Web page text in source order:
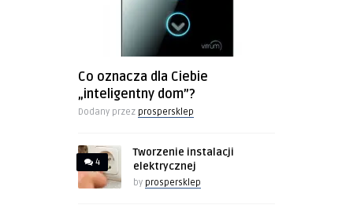
Co oznacza dla Ciebie
„inteligentny dom”?
Dodany przez prospersklep
4
Tworzenie instalacji
elektrycznej
by prospersklep